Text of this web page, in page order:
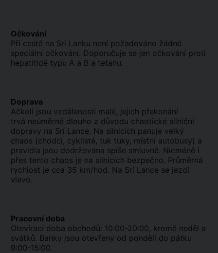
Očkování
Při cestě na Srí Lanku není požadováno žádné
speciální očkování. Doporučuje se jen očkování proti
hepatitidě typu A a B a tetanu.
Doprava
Ačkoli jsou vzdálenosti malé, jejich překonání
trvá neúměrně dlouho z důvodu chaotické silniční
dopravy na Srí Lance. Na silnicích panuje velký
chaos (chodci, cyklisté, tuk tuky, místní autobusy) a
pravidla jsou dodržována spíše smluvně. Nicméně i
přes tento chaos je na silnicích bezpečno. Průměrná
rychlost je cca 35 km/hod. Na Srí Lance se jezdí
vlevo.
Pracovní doba
Otevírací doba obchodů: 10:00-20:00, kromě neděl a
svátků. Banky jsou otevřeny od pondělí do pátku
9:00-15:00.